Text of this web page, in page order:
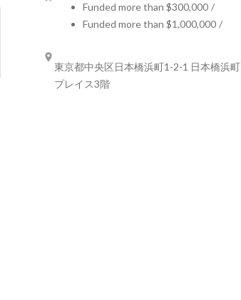
Funded more than $300,000 /
Funded more than $1,000,000 /
東京都中央区日本橋浜町1-2-1 日本橋浜町
プレイス3階